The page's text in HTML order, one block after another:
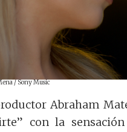
/ Sony Music
Abraham
con la